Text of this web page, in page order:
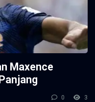
Maxence
0 3